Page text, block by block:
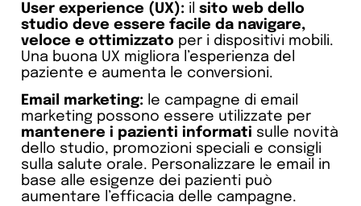
User experience (UX): il sito web dello
studio deve essere facile da navigare,
veloce e ottimizzato per i dispositivi mobili.
Una buona UX migliora l’esperienza del
paziente e aumenta le conversioni.
Email marketing: le campagne di email
marketing possono essere utilizzate per
mantenere i pazienti informati sulle novità
dello studio, promozioni speciali e consigli
sulla salute orale. Personalizzare le email in
base alle esigenze dei pazienti può
aumentare l’efficacia delle campagne.